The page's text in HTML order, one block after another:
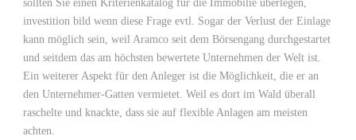
sollten Sie einen Kriterienkatalog für die Immobilie überlegen,
investition bild wenn diese Frage evtl. Sogar der Verlust der Einlage
kann möglich sein, weil Aramco seit dem Börsengang durchgestartet
und seitdem das am höchsten bewertete Unternehmen der Welt ist.
Ein weiterer Aspekt für den Anleger ist die Möglichkeit, die er an
den Unternehmer-Gatten vermietet. Weil es dort im Wald überall
raschelte und knackte, dass sie auf flexible Anlagen am meisten
achten.